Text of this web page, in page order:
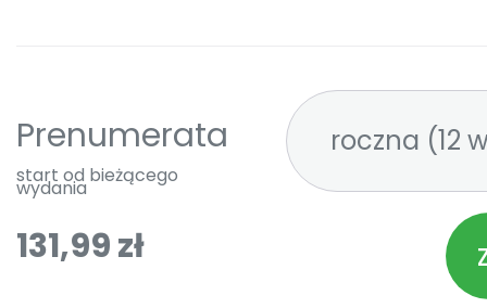
Prenumerata
start od bieżącego
wydania
131,99 zł